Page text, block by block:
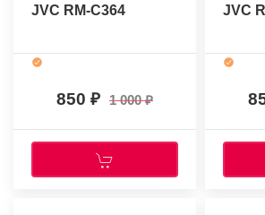
JVC RM-C364
850 1 000
JVC